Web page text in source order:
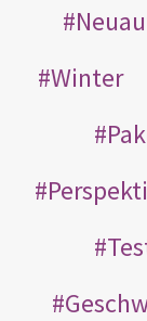
Winter